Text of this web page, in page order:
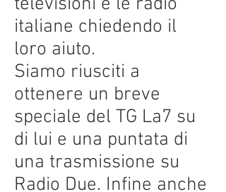
italiane chiedendo il
loro aiuto.
Siamo riusciti a
ottenere un breve
speciale del TG La7 su
di lui e una puntata di
una trasmissione su
Radio Due. Infine anche